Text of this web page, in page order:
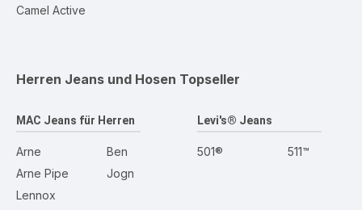
Camel Active
Herren Jeans und Hosen Topseller
MAC Jeans für Herren
Arne
Arne Pipe
Lennox
Ben
Jogn
Levi's® Jeans
501® 511™